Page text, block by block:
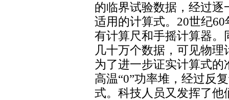
的临界试验数据，经过
适用的计算式。20世纪
有计算尺和手摇计算器
几十万个数据，可见物
为了进一步证实计算式的
高温“0”功率堆，经过反
式。科技人员又发挥了